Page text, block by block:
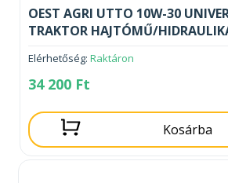
OEST AGRI UTTO 10W-30
TRAKTOR HAJTÓMŰ/
Elérhetőség: Raktáron
34 200 Ft
Kosárba